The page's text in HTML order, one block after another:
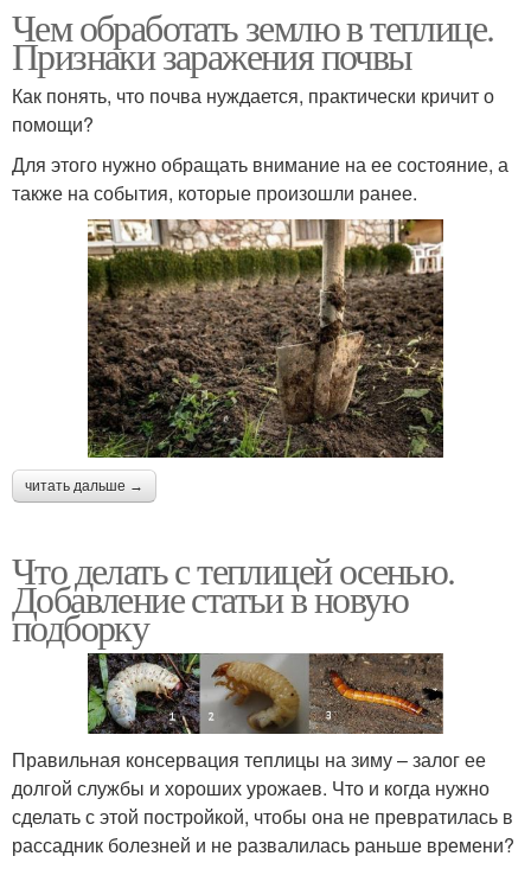
Чем обработать землю в теплице.
Признаки заражения почвы
Как понять, что почва нуждается, практически кричит о
помощи?
Для этого нужно обращать внимание на ее состояние, а
также на события, которые произошли ранее.
читать дальше →
Что делать с теплицей осенью.
Добавление статьи в новую
подборку
Правильная консервация теплицы на зиму – залог ее
долгой службы и хороших урожаев. Что и когда нужно
сделать с этой постройкой, чтобы она не превратилась в
рассадник болезней и не развалилась раньше времени?